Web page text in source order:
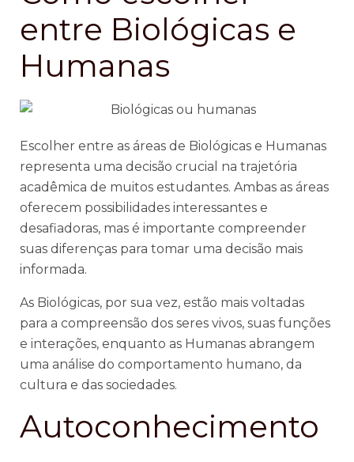
entre Biológicas e
Humanas
Escolher entre as áreas de Biológicas e Humanas
representa uma decisão crucial na trajetória
acadêmica de muitos estudantes. Ambas as áreas
oferecem possibilidades interessantes e
desafiadoras, mas é importante compreender
suas diferenças para tomar uma decisão mais
informada.
As Biológicas, por sua vez, estão mais voltadas
para a compreensão dos seres vivos, suas funções
e interações, enquanto as Humanas abrangem
uma análise do comportamento humano, da
cultura e das sociedades.
Autoconhecimento